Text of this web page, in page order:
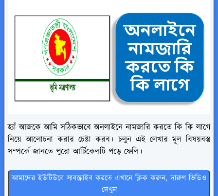
হ্যাঁ আজকে আমি সঠিকভাবে অনলাইনে নামজারি করতে কি কি লাগে
নিয়ে আলোচনা করার চেষ্টা করব। চলুন এই লেখার মূল বিষয়বস্তু
সম্পর্কে জানতে পুরো আর্টিকেলটি পড়ে ফেলি।
আমাদের ইউটিউবে সাবস্ক্রাইব করতে এখানে ক্লিক করুন, দারুণ ভিডিও
দেখুন